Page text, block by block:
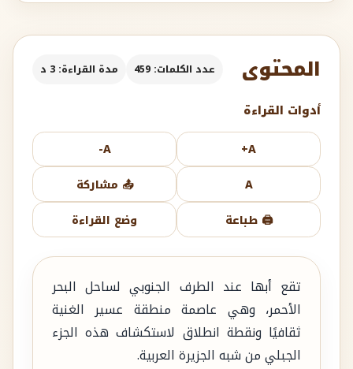
المحتوى عدد الكلمات: 459 مدة القراءة: 3 د
أدوات القراءة
A+
A-
A
📤 مشاركة
🖨️ طباعة
وضع القراءة
تقع أبها عند الطرف الجنوبي لساحل البحر
الأحمر، وهي عاصمة منطقة عسير الغنية
ثقافيًا ونقطة انطلاق لاستكشاف هذه الجزء
الجبلي من شبه الجزيرة العربية.